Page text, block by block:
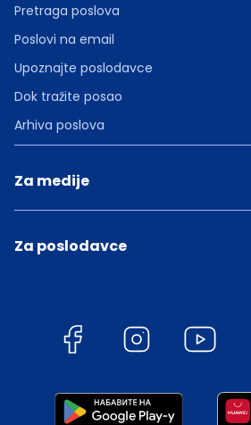
Pretraga poslova
Poslovi na email
Upoznajte poslodavce
Dok tražite posao
Arhiva poslova
Za medije
Za poslodavce